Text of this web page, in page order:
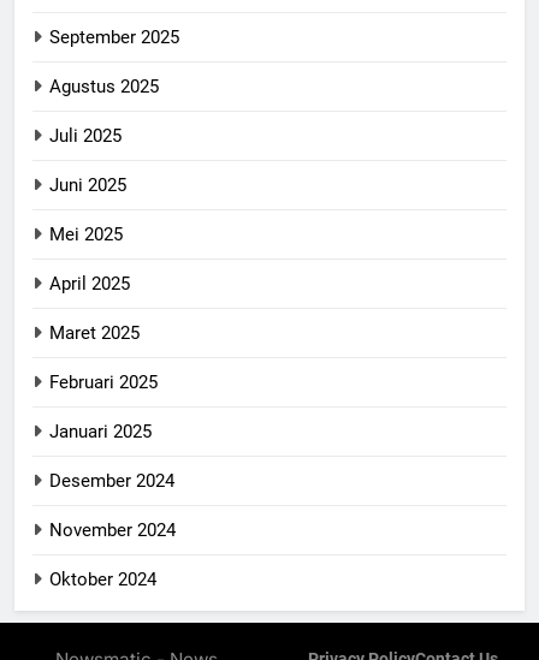
September 2025
Agustus 2025
Juli 2025
Juni 2025
Mei 2025
April 2025
Maret 2025
Februari 2025
Januari 2025
Desember 2024
November 2024
Oktober 2024